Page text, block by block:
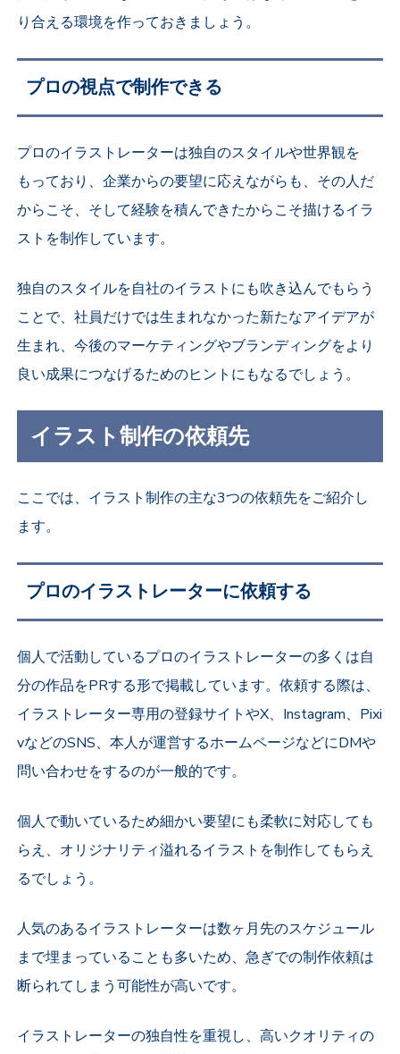
り合える環境を作っておきましょう。
プロの視点で制作できる
プロのイラストレーターは独自のスタイルや世界観を
もっており、企業からの要望に応えながらも、その人だ
からこそ、そして経験を積んできたからこそ描けるイラ
ストを制作しています。
独自のスタイルを自社のイラストにも吹き込んでもらう
ことで、社員だけでは生まれなかった新たなアイデアが
生まれ、今後のマーケティングやブランディングをより
良い成果につなげるためのヒントにもなるでしょう。
イラスト制作の依頼先
ここでは、イラスト制作の主な3つの依頼先をご紹介し
ます。
プロのイラストレーターに依頼する
個人で活動しているプロのイラストレーターの多くは自
分の作品をPRする形で掲載しています。依頼する際は、
イラストレーター専用の登録サイトやX、Instagram、Pixi
vなどのSNS、本人が運営するホームページなどにDMや
問い合わせをするのが一般的です。
個人で動いているため細かい要望にも柔軟に対応しても
らえ、オリジナリティ溢れるイラストを制作してもらえ
るでしょう。
人気のあるイラストレーターは数ヶ月先のスケジュール
まで埋まっていることも多いため、急ぎでの制作依頼は
断られてしまう可能性が高いです。
イラストレーターの独自性を重視し、高いクオリティの